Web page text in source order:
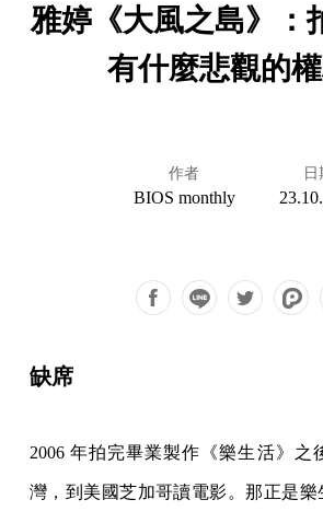
雅婷《大風之島》：
有什麼悲觀的
作者
BIOS monthly
日
缺席
2006 年拍完畢業製作《樂生活》之
灣，到美國芝加哥讀電影。那正是樂